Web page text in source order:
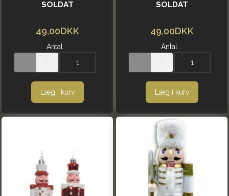
SOLDAT
49,00DKK
Antal
Læg i kurv
SOLDAT
49,00DKK
Antal
Læg i kurv